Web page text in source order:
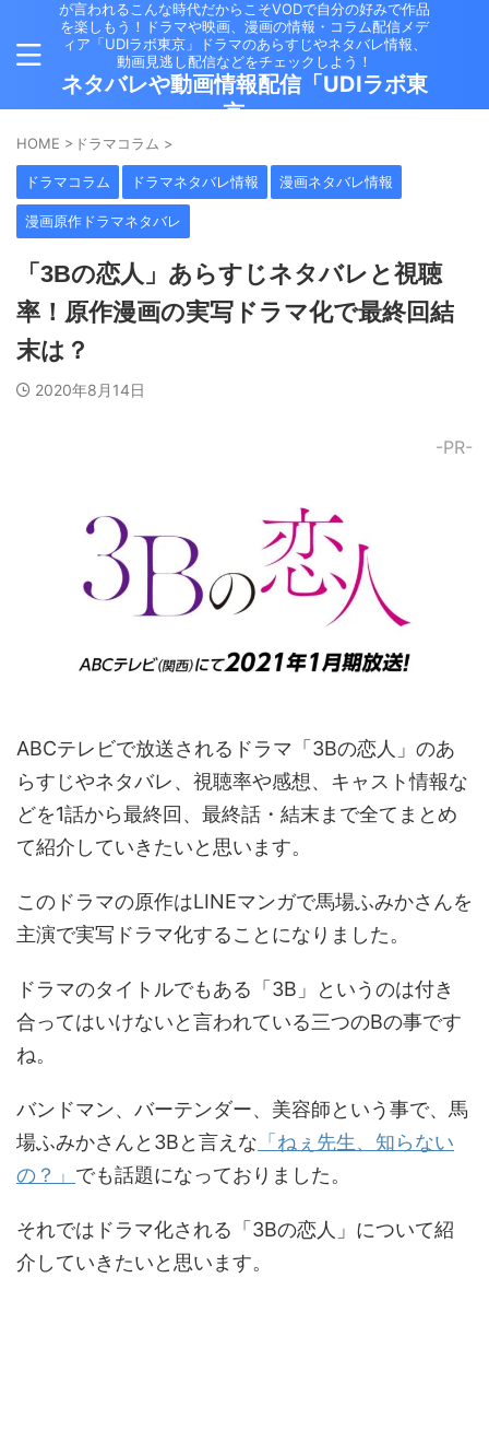
が言われるこんな時代だからこそVODで自分の好みで作品
を楽しもう！ドラマや映画、漫画の情報・コラム配信メデ
ィア「UDIラボ東京」ドラマのあらすじやネタバレ情報、
動画見逃し配信などをチェックしよう！
ネタバレや動画情報配信「UDIラボ東
京」
HOME > ドラマコラム >
ドラマコラム ドラマネタバレ情報 漫画ネタバレ情報
漫画原作ドラマネタバレ
「3Bの恋人」あらすじネタバレと視聴
率！原作漫画の実写ドラマ化で最終回結
末は？
2020年8月14日
-PR-
ABCテレビで放送されるドラマ「3Bの恋人」のあ
らすじやネタバレ、視聴率や感想、キャスト情報な
どを1話から最終回、最終話・結末まで全てまとめ
て紹介していきたいと思います。
このドラマの原作はLINEマンガで馬場ふみかさんを
主演で実写ドラマ化することになりました。
ドラマのタイトルでもある「3B」というのは付き
合ってはいけないと言われている三つのBの事です
ね。
バンドマン、バーテンダー、美容師という事で、馬
場ふみかさんと3Bと言えな 「ねぇ先生、知らない
の？」 でも話題になっておりました。
それではドラマ化される「3Bの恋人」について紹
介していきたいと思います。